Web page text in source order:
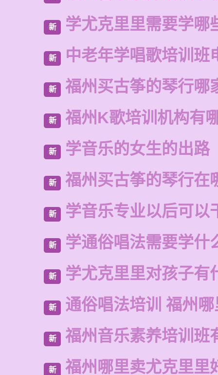
新 学尤克里里需要学哪
新 中老年学唱歌培训班
新 福州买古筝的琴行哪
新 福州K歌培训机构有
新 学音乐的女生的出路
新 福州买古筝的琴行在
新 学音乐专业以后可以
新 学通俗唱法需要学什
新 学尤克里里对孩子有
新 通俗唱法培训 福州
新 福州音乐素养培训班
新 福州哪里卖尤克里里